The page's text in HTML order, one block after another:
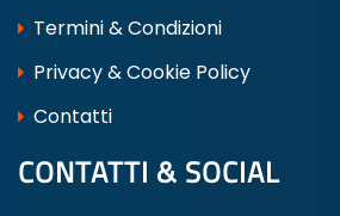
Termini & Condizioni
Privacy & Cookie Policy
Contatti
CONTATTI & SOCIAL